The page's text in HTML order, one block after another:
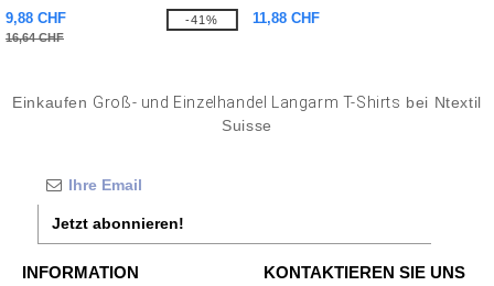
9,88 CHF
16,64 CHF
-41%
11,88 CHF
Einkaufen Groß- und Einzelhandel Langarm T-Shirts bei Ntextil
Suisse
Jetzt abonnieren!
INFORMATION KONTAKTIEREN SIE UNS